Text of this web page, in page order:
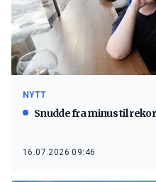
NYTT
Snudde fra minus til
16.07.2026 09:46